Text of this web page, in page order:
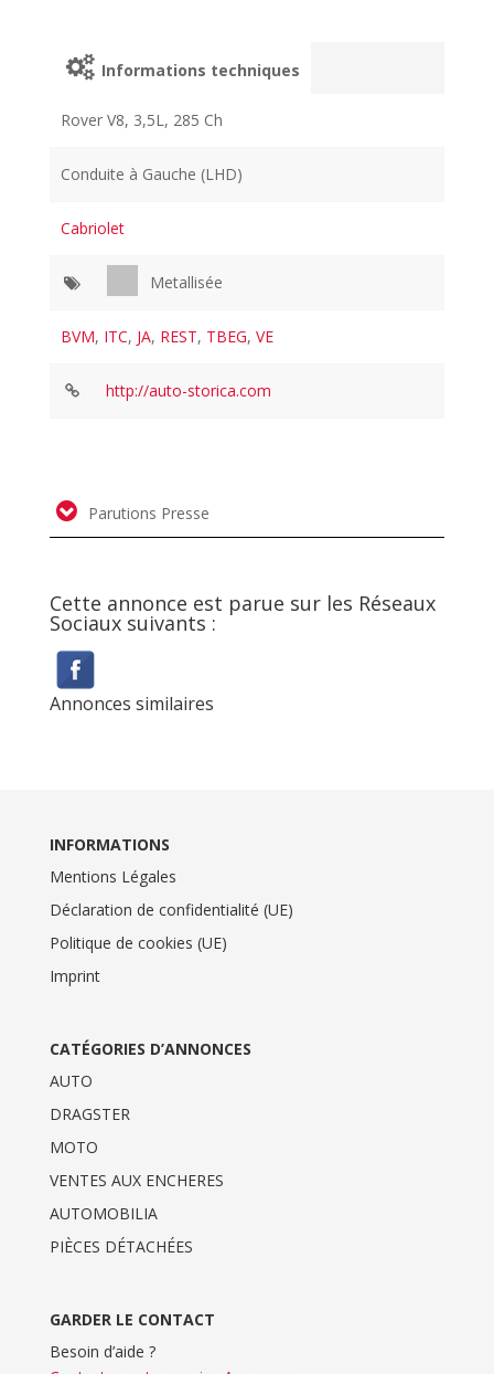
Informations techniques
Rover V8, 3,5L, 285 Ch
Conduite à Gauche (LHD)
Cabriolet
Metallisée
BVM, ITC, JA, REST, TBEG,VE
http://auto-storica.com
Parutions Presse
Cette annonce est parue sur les Réseaux
Sociaux suivants :
Annonces similaires
INFORMATIONS
Mentions Légales
Déclaration de confidentialité (UE)
Politique de cookies (UE)
Imprint
CATÉGORIES D’ANNONCES
AUTO
DRAGSTER
MOTO
VENTES AUX ENCHERES
AUTOMOBILIA
PIÈCES DÉTACHÉES
GARDER LE CONTACT
Besoin d’aide ?